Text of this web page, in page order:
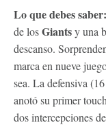
Lo que debes saber:
de losGiantsy una
descanso.
marca en nueve
sea. La defensiva
anotó su primer
dos intercepciones